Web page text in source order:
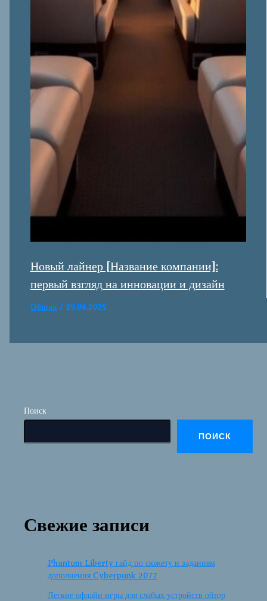
Поиск
ПОИСК
Свежие записи
Phantom Liberty гайд по сюжету и заданиям
дополнения Cyberpunk 2077
Легкие офлайн игры для слабых устройств обзор
Новый лайнер [Название компании]:
первый взгляд на инновации и дизайн
Общая / 29.04.2025